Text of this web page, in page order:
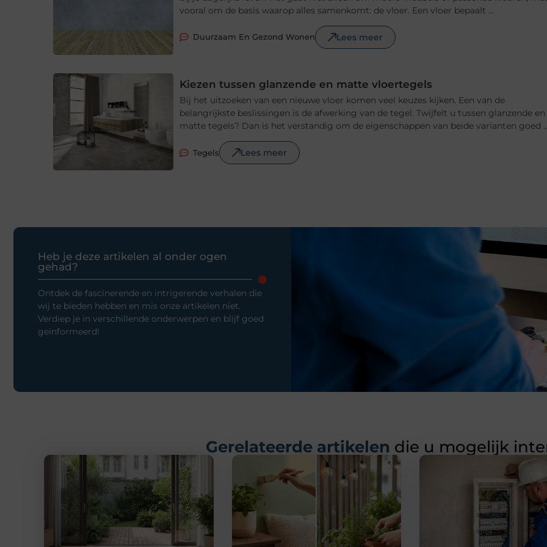
vooral om de basis waarop alles samenkomt: de vloer. Een vloer bepaalt ...
Duurzaam En Gezond Wonen Lees meer
Kiezen tussen glanzende en matte vloertegels
Bij het uitzoeken van een nieuwe vloer komen veel keuzes kijken. Een van de
belangrijkste beslissingen is de afwerking van de tegel. Twijfelt u tussen glanzende en
matte tegels? Dan is het verstandig om de eigenschappen van beide varianten goed
Tegels Lees meer
Heb je deze artikelen al onder ogen
gehad?
Ontdek de fascinerende en intrigerende verhalen die
wij te bieden hebben en mis onze artikelen niet.
Verdiep je in verschillende onderwerpen en blijf goed
geïnformeerd!
Gerelateerde artikelen die u mogelijk